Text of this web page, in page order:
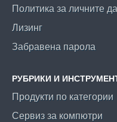
Политика за личните
Лизинг
Забравена парола
РУБРИКИ И
Продукти по категории
Сервиз за компютри